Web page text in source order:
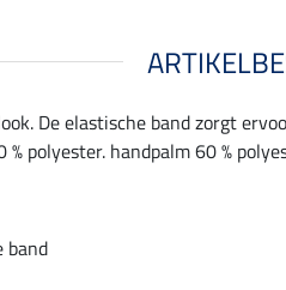
De elastische band zorgt
polyester. handpalm 60 %
band